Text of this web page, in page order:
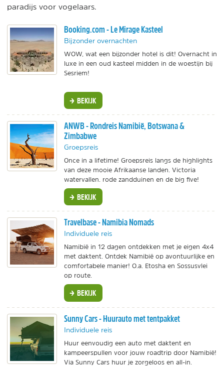
paradijs voor vogelaars.
Booking.com - Le Mirage Kasteel
Bijzonder overnachten
WOW, wat een bijzonder hotel is dit! Overnacht in
luxe in een oud kasteel midden in de woestijn bij
Sesriem!
BEKIJK
ANWB - Rondreis Namibië, Botswana &
Zimbabwe
Groepsreis
Once in a lifetime! Groepsreis langs de highlights
van deze mooie Afrikaanse landen. Victoria
watervallen. rode zandduinen en de big five!
BEKIJK
Travelbase - Namibia Nomads
Individuele reis
Namibië in 12 dagen ontdekken met je eigen 4x4
met daktent. Ontdek Namibië op avontuurlijke en
comfortabele manier! O.a. Etosha en Sossusvlei
op route.
BEKIJK
Sunny Cars - Huurauto met tentpakket
Individuele reis
Huur eenvoudig een auto met daktent en
kampeerspullen voor jouw roadtrip door Namibië!
Via Sunny Cars huur je zorgeloos en all-in.